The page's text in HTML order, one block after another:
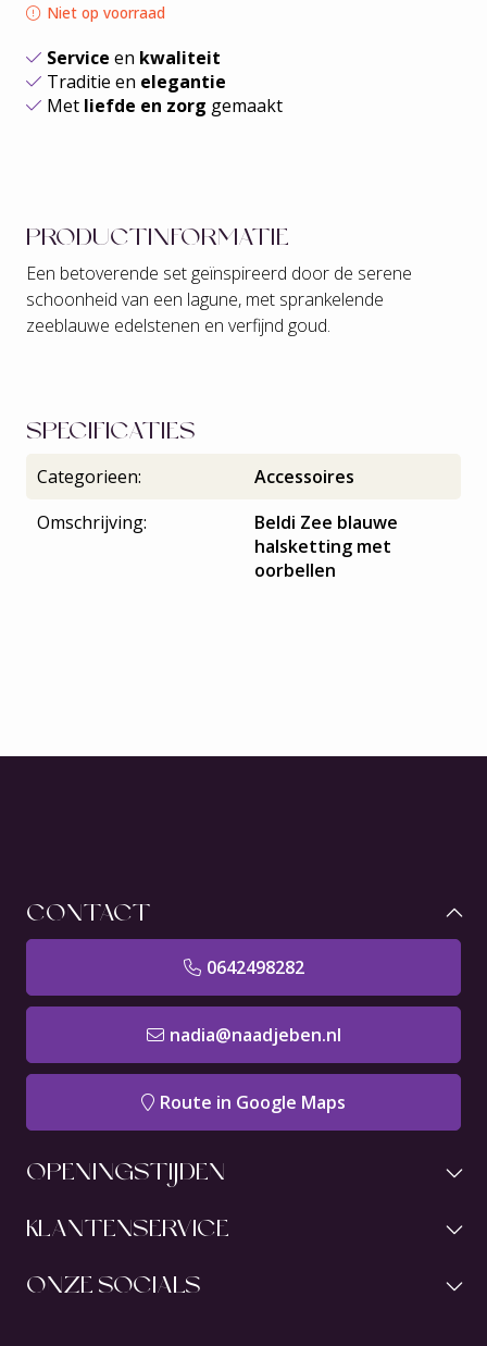
Niet op voorraad
Service en kwaliteit
Traditie en elegantie
Met liefde en zorg gemaakt
PRODUCTINFORMATIE
Een betoverende set geïnspireerd door de serene
schoonheid van een lagune, met sprankelende
zeeblauwe edelstenen en verfijnd goud.
SPECIFICATIES
Categorieen:
Accessoires
Omschrijving:
Beldi Zee blauwe
halsketting met
oorbellen
CONTACT
0642498282
nadia@naadjeben.nl
Route in Google Maps
OPENINGSTIJDEN
KLANTENSERVICE
ONZE SOCIALS